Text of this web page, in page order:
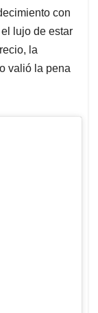
con
lujo de estar
la
valió la pena